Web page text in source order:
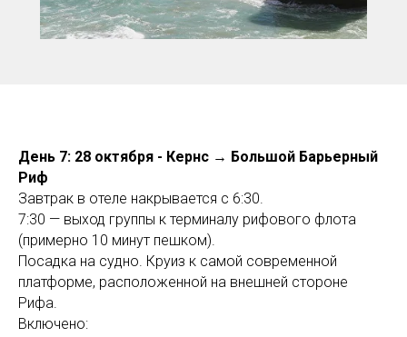
День 7: 28 октября - Кернс → Большой Барьерный
Риф
Завтрак в отеле накрывается с 6:30.
7:30 — выход группы к терминалу рифового флота
(примерно 10 минут пешком).
Посадка на судно. Круиз к самой современной
платформе, расположенной на внешней стороне
Рифа.
Включено: